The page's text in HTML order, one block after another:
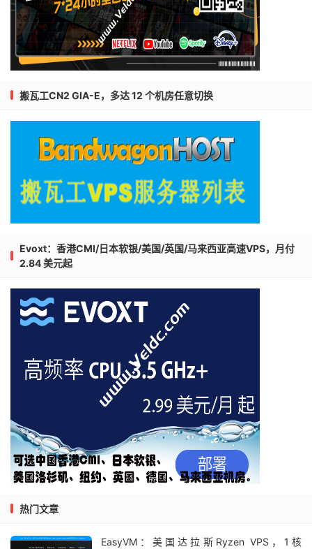
搬瓦工CN2 GIA-E，多达 12 个机房任意切换
Evoxt：香港CMI/日本软银/美国/英国/马来西亚高速VPS，月付
2.84 美元起
热门文章
EasyVM：美国达拉斯Ryzen VPS，1核